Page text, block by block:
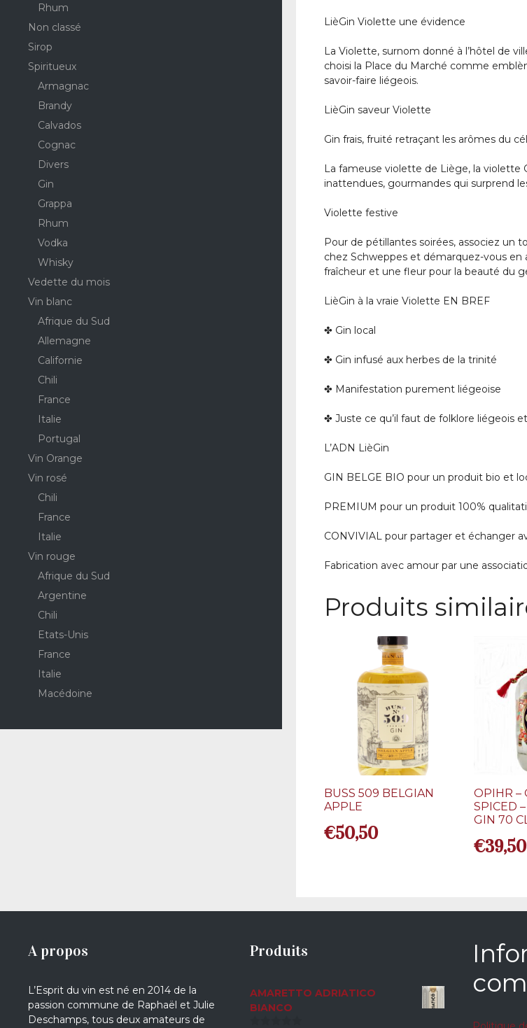
LièGin Violette une évidence
La Violette, surnom donné à l’hôtel de
choisi la Place du Marché comme
savoir-faire liégeois.
LièGin saveur Violette
Gin frais, fruité retraçant les arômes du
La fameuse violette de Liège, la violette
inattendues, gourmandes qui surprend
Violette festive
Pour de pétillantes soirées, associez un
chez Schweppes et démarquez-vous
fraîcheur et une fleur pour la beauté du
LièGin à la vraie Violette EN BREF
✤ Gin local
✤ Gin infusé aux herbes de la trinité
✤ Manifestation purement liégeoise
✤ Juste ce qu’il faut de folklore liégeois
L’ADN LièGin
GIN BELGE BIO pour un produit bio et
PREMIUM pour un produit 100%
CONVIVIAL pour partager et échanger
Fabrication avec amour par une
Produits
BUSS 509 BELGIAN
APPLE
€50,50
OPIHR –
SPICED
GIN 70
€39,50
Rhum
Non classé
Sirop
Spiritueux
Armagnac
Brandy
Calvados
Cognac
Divers
Gin
Grappa
Rhum
Vodka
Whisky
Vedette du mois
Vin blanc
Afrique du Sud
Allemagne
Californie
Chili
France
Italie
Portugal
Vin Orange
Vin rosé
Chili
France
Italie
Vin rouge
Afrique du Sud
Argentine
Chili
Etats-Unis
France
Italie
Macédoine
A propos
L’Esprit du vin est né en 2014 de la
passion commune de Raphaël et Julie
Deschamps, tous deux amateurs de
Produits
AMARETTO ADRIATICO
BIANCO